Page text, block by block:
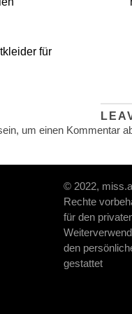
für
um einen Kommentar
© 2022,
Rechte
für den
den
gestattet